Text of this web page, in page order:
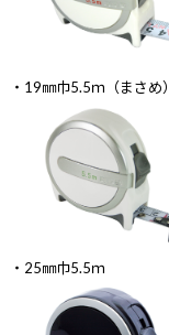
・19㎜巾5.5ｍ（まさめ）
・25㎜巾5.5ｍ